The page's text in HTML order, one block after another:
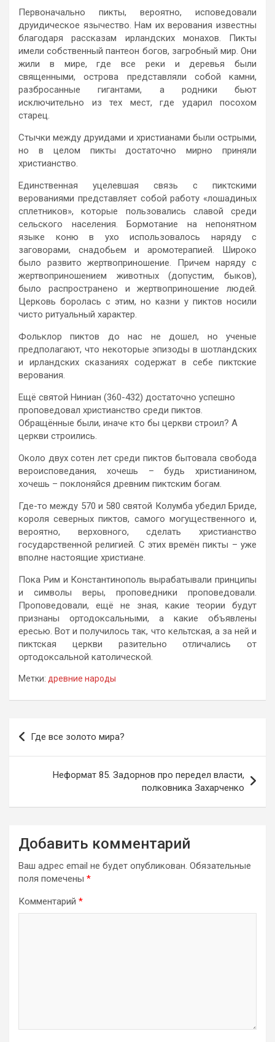
Первоначально пикты, вероятно, исповедовали
друидическое язычество. Нам их верования известны
благодаря рассказам ирландских монахов. Пикты
имели собственный пантеон богов, загробный мир. Они
жили в мире, где все реки и деревья были
священными, острова представляли собой камни,
разбросанные гигантами, а родники бьют
исключительно из тех мест, где ударил посохом
старец.
Стычки между друидами и христианами были острыми,
но в целом пикты достаточно мирно приняли
христианство.
Единственная уцелевшая связь с пиктскими
верованиями представляет собой работу «лошадиных
сплетников», которые пользовались славой среди
сельского населения. Бормотание на непонятном
языке коню в ухо использовалось наряду с
заговорами, снадобьем и аромотерапией. Широко
было развито жертвоприношение. Причем наряду с
жертвоприношением животных (допустим, быков),
было распространено и жертвоприношение людей.
Церковь боролась с этим, но казни у пиктов носили
чисто ритуальный характер.
Фольклор пиктов до нас не дошел, но ученые
предполагают, что некоторые эпизоды в шотландских
и ирландских сказаниях содержат в себе пиктские
верования.
Ещё святой Ниниан (360-432) достаточно успешно
проповедовал христианство среди пиктов.
Обращённые были, иначе кто бы церкви строил? А
церкви строились.
Около двух сотен лет среди пиктов бытовала свобода
вероисповедания, хочешь – будь христианином,
хочешь – поклоняйся древним пиктским богам.
Где-то между 570 и 580 святой Колумба убедил Бриде,
короля северных пиктов, самого могущественного и,
вероятно, верховного, сделать христианство
государственной религией. С этих времён пикты – уже
вполне настоящие христиане.
Пока Рим и Константинополь вырабатывали принципы
и символы веры, проповедники проповедовали.
Проповедовали, ещё не зная, какие теории будут
признаны ортодоксальными, а какие объявлены
ересью. Вот и получилось так, что кельтская, а за ней и
пиктская церкви разительно отличались от
ортодоксальной католической.
Метки: древние народы
Навигация
по
записям
Где все золото мира?
Неформат 85. Задорнов про передел власти,
полковника Захарченко
Добавить комментарий
Ваш адрес email не будет опубликован. Обязательные
поля помечены *
Комментарий *